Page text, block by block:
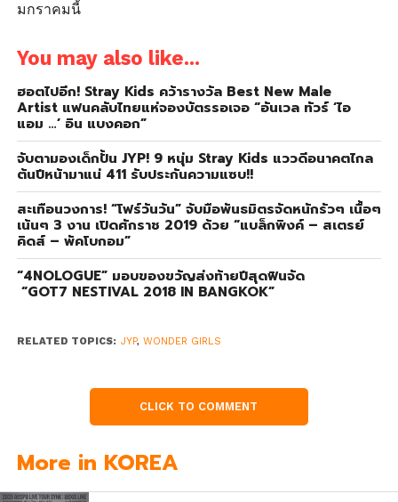
มกราคมนี้
You may also like...
ฮอตไปอีก! Stray Kids คว้ารางวัล Best New Male
Artist แฟนคลับไทยแห่จองบัตรรอเจอ “อันเวล ทัวร์ ‘ไอ
แอม …’ อิน แบงคอก”
จับตามองเด็กปั้น JYP! 9 หนุ่ม Stray Kids แววดีอนาคตไกล
ต้นปีหน้ามาแน่ 411 รับประกันความแซบ!!
สะเทือนวงการ! “โฟร์วันวัน” จับมือพันธมิตรจัดหนักรัวๆ เนื้อๆ
เน้นๆ 3 งาน เปิดศักราช 2019 ด้วย “แบล็กพิงค์ – สเตรย์
คิดส์ – พัคโบกอม”
“4NOLOGUE” มอบของขวัญส่งท้ายปีสุดฟินจัด
“GOT7 NESTIVAL 2018 IN BANGKOK”
RELATED TOPICS: JYP, WONDER GIRLS
CLICK TO COMMENT
More in KOREA